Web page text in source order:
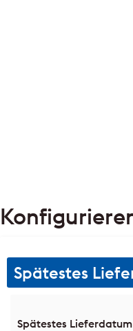
Spätestes
Spätestes Lieferdatum